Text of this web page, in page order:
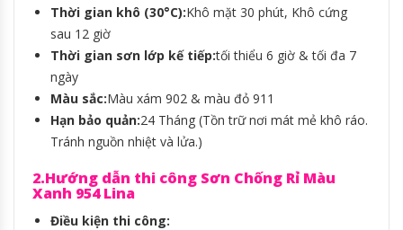
Thời gian khô (30°C):Khô mặt 30 phút, Khô cứng
sau 12 giờ
Thời gian sơn lớp kế tiếp:tối thiểu 6 giờ & tối đa 7
ngày
Màu sắc:Màu xám 902 & màu đỏ 911
Hạn bảo quản:24 Tháng (Tồn trữ nơi mát mẻ khô ráo.
Tránh nguồn nhiệt và lửa.)
2.Hướng dẫn thi công Sơn Chống Rỉ Màu
Xanh 954 Lina
Điều kiện thi công: